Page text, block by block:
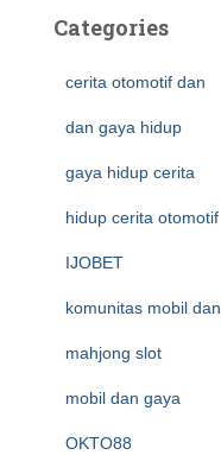
Categories
cerita otomotif dan
dan gaya hidup
gaya hidup cerita
hidup cerita otomotif
IJOBET
komunitas mobil dan
mahjong slot
mobil dan gaya
OKTO88